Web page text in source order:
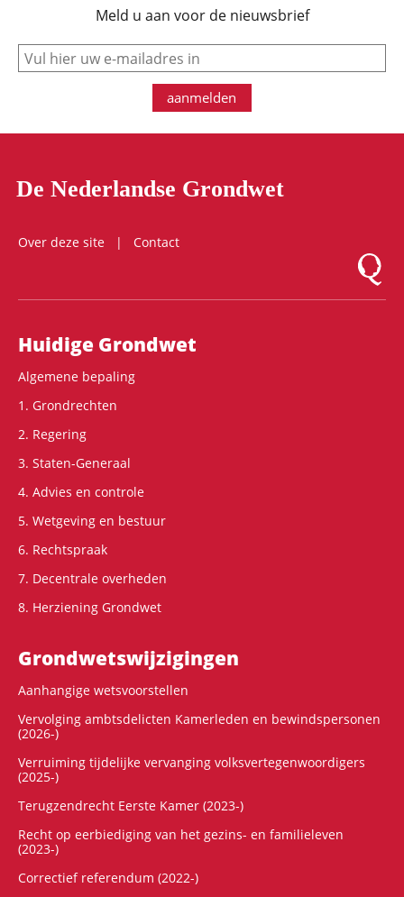
Meld u aan voor de nieuwsbrief
aanmelden
De Nederlandse Grondwet
Over deze site
Contact
Logo
Hoofdnavigatie
Huidige Grondwet
Algemene bepaling
1. Grondrechten
2. Regering
3. Staten-Generaal
4. Advies en controle
5. Wetgeving en bestuur
6. Rechtspraak
7. Decentrale overheden
8. Herziening Grondwet
Grondwets­wijzigingen
Aanhangige wetsvoorstellen
Vervolging ambtsdelicten Kamerleden en bewindspersonen
(2026-)
Verruiming tijdelijke vervanging volksvertegenwoordigers
(2025-)
Terugzendrecht Eerste Kamer (2023-)
Recht op eerbiediging van het gezins- en familieleven
(2023-)
Correctief referendum (2022-)